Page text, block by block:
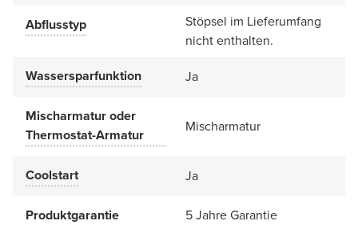
Abflusstyp
Stöpsel im Lieferumfang
nicht enthalten.
Wassersparfunktion
Ja
Mischarmatur oder
Thermostat-Armatur
Mischarmatur
Coolstart Ja
Produktgarantie
5 Jahre Garantie